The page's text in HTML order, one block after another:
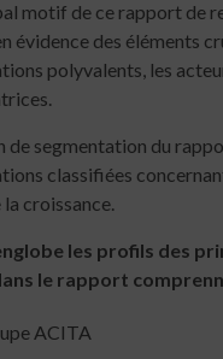
motif de ce rapport de
évidence des éléments
polyvalents, les
de segmentation du
classifiées
croissance.
les profils des
le rapport
ACITA